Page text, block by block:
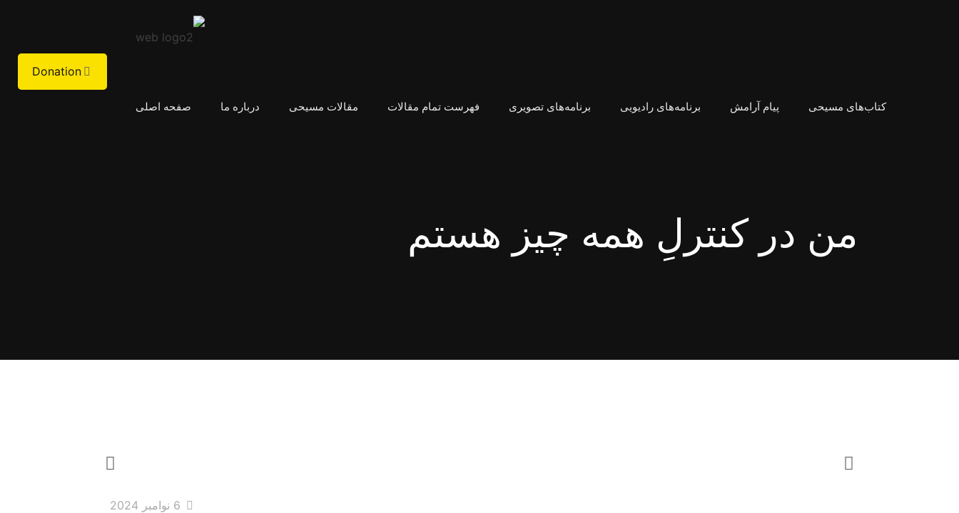
صفحه اصلی درباره ما مقالات مسیحی فهرست تمام مقالات برنامه‌های تصویری برنامه‌های رادیویی پیام آرامش کتاب‌های مسیحی
Donation
من در کنترلِ همه چیز هستم
6 نوامبر 2024